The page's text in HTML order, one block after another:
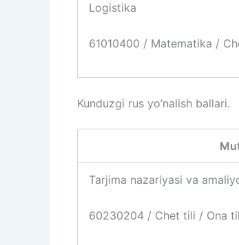
Logistika
61010400 / Matematika /
Kunduzgi rus yo’nalish ballari.
Tarjima nazariyasi va
60230204 / Chet tili / Ona